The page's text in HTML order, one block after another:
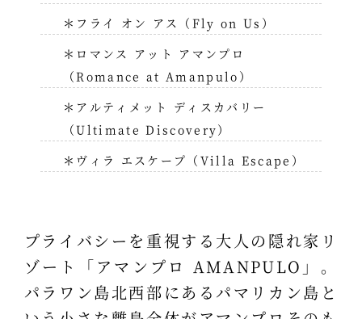
＊フライ オン アス（Fly on Us）
＊ロマンス アット アマンプロ
（Romance at Amanpulo）
＊アルティメット ディスカバリー
（Ultimate Discovery）
＊ヴィラ エスケープ（Villa Escape）
プライバシーを重視する大人の隠れ家リ
ゾート「アマンプロ AMANPULO」。
パラワン島北西部にあるパマリカン島と